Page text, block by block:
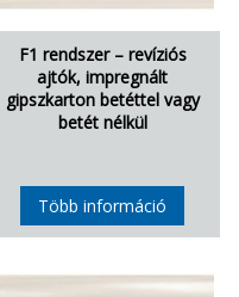
F1 rendszer – revíziós
ajtók, impregnált
gipszkarton betéttel vagy
betét nélkül
Több információ